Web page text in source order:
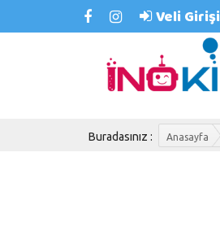
Veli Girişi
Buradasınız : Anasayfa